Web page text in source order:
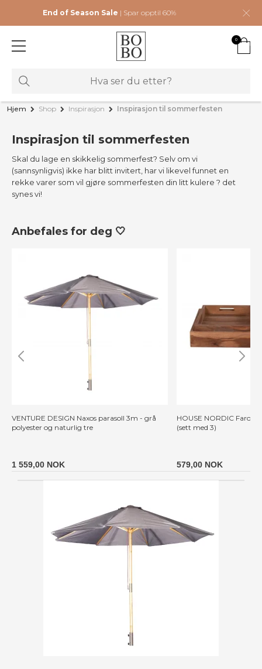
End of Season Sale | Spar opptil 60%
0
Hjem Shop Inspirasjon Inspirasjon til sommerfesten
Inspirasjon til sommerfesten
Skal du lage en skikkelig sommerfest? Selv om vi
(sannsynligvis) ikke har blitt invitert, har vi likevel funnet en
rekke varer som vil gjøre sommerfesten din litt kulere ? det
synes vi!
Anbefales for deg 🤍
VENTURE DESIGN Naxos parasoll 3m - grå
polyester og naturlig tre
1 559,00 NOK
HOUSE NORDIC Faro-
(sett med 3)
579,00 NOK